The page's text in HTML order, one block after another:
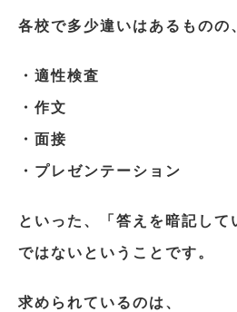
各校で多少違いはあるものの
・適性検査
・作文
・面接
・プレゼンテーション
といった、「答えを暗記して
ではないということです。
求められているのは、